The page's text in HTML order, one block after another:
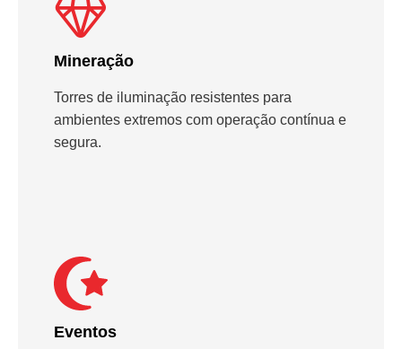
Mineração
Torres de iluminação resistentes para
ambientes extremos com operação contínua e
segura.
Eventos